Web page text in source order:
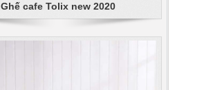
Ghế cafe Tolix new 2020